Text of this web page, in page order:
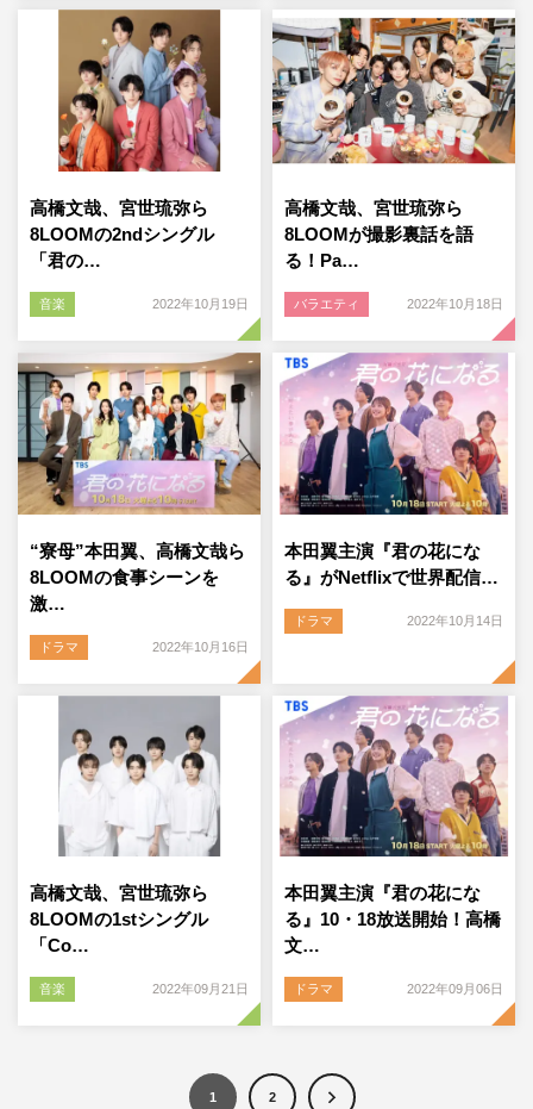
高橋文哉、宮世琉弥ら
8LOOMの2ndシングル
「君の…
音楽 2022年10月19日
高橋文哉、宮世琉弥ら
8LOOMが撮影裏話を語
る！Pa…
バラエティ 2022年10月18日
“寮母”本田翼、高橋文哉ら
8LOOMの食事シーンを
激…
ドラマ 2022年10月16日
本田翼主演『君の花にな
る』がNetflixで世界配信…
ドラマ 2022年10月14日
高橋文哉、宮世琉弥ら
8LOOMの1stシングル
「Co…
音楽 2022年09月21日
本田翼主演『君の花にな
る』10・18放送開始！高橋
文…
ドラマ 2022年09月06日
1 2